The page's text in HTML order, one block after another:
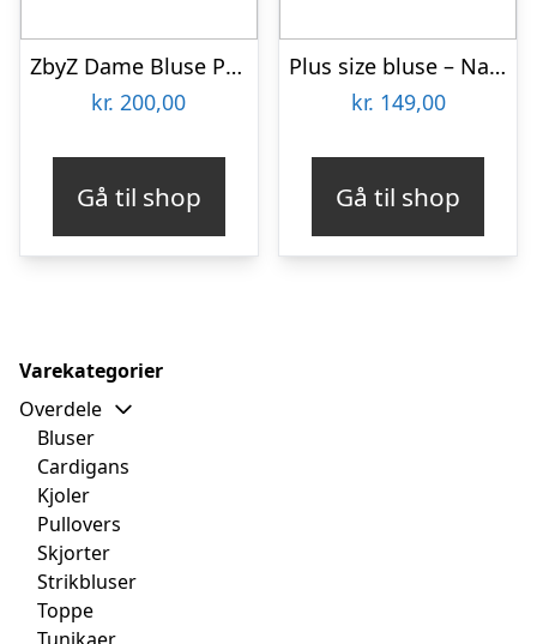
ZbyZ Dame Bluse Plus Size – Flower – 50/52
kr. 200,00
Gå til shop
Plus size bluse – Natsu Soft Moss
kr. 149,00
Gå til shop
Varekategorier
Overdele
Bluser
Cardigans
Kjoler
Pullovers
Skjorter
Strikbluser
Toppe